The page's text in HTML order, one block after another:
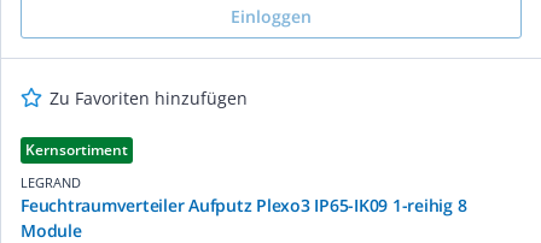
Einloggen
Zu Favoriten hinzufügen
Kernsortiment
LEGRAND
Feuchtraumverteiler Aufputz Plexo3 IP65-IK09 1-reihig 8
Module